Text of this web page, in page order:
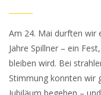
Am 24. Mai durften wir
Jahre Spillner – ein
bleiben wird. Bei
Stimmung konnten wir